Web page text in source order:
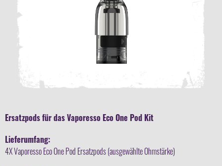
Ersatzpods für das Vaporesso Eco One Pod Kit
Lieferumfang:
4X Vaporesso Eco One Pod Ersatzpods (ausgewählte Ohmstärke)